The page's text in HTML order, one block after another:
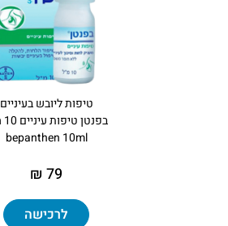
טיפות ליובש בעיניים
בפנטן טיפות עיניים 10 מ"ל
bepanthen 10ml
79 ₪
לרכישה